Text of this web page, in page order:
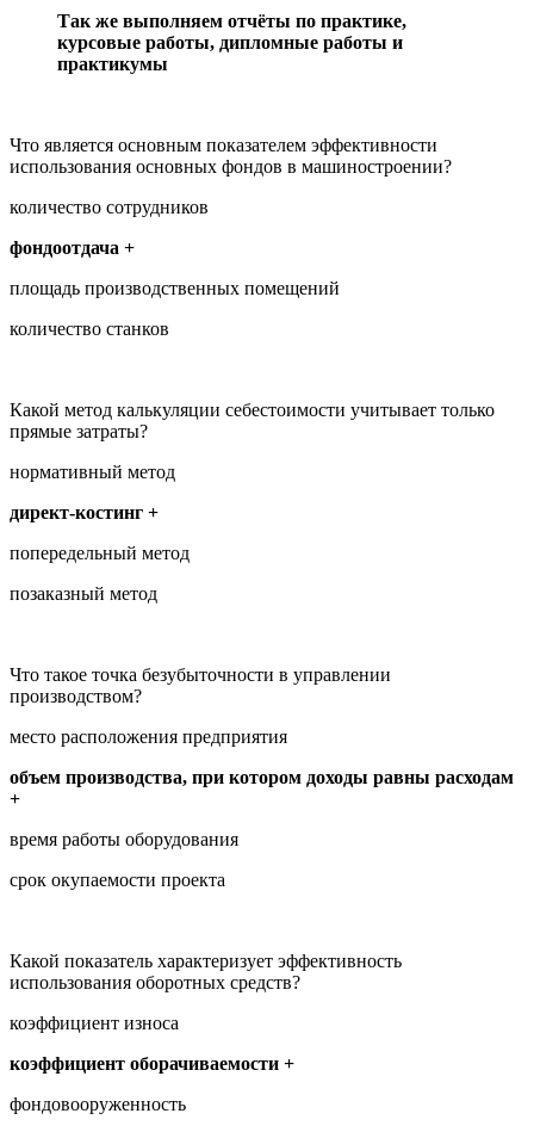
Так же выполняем отчёты по практике,
курсовые работы, дипломные работы и
практикумы
Что является основным показателем эффективности
использования основных фондов в машиностроении?
количество сотрудников
фондоотдача +
площадь производственных помещений
количество станков
Какой метод калькуляции себестоимости учитывает только
прямые затраты?
нормативный метод
директ-костинг +
попередельный метод
позаказный метод
Что такое точка безубыточности в управлении
производством?
место расположения предприятия
объем производства, при котором доходы равны расходам
+
время работы оборудования
срок окупаемости проекта
Какой показатель характеризует эффективность
использования оборотных средств?
коэффициент износа
коэффициент оборачиваемости +
фондовооруженность